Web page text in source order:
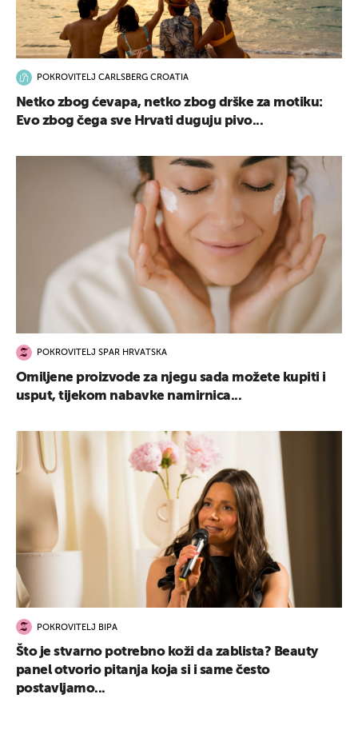
POKROVITELJ CARLSBERG CROATIA
Netko zbog ćevapa, netko zbog drške za motiku:
Evo zbog čega sve Hrvati duguju pivo...
POKROVITELJ SPAR HRVATSKA
Omiljene proizvode za njegu sada možete kupiti i
usput, tijekom nabavke namirnica...
POKROVITELJ BIPA
Što je stvarno potrebno koži da zablista? Beauty
panel otvorio pitanja koja si i same često
postavljamo...